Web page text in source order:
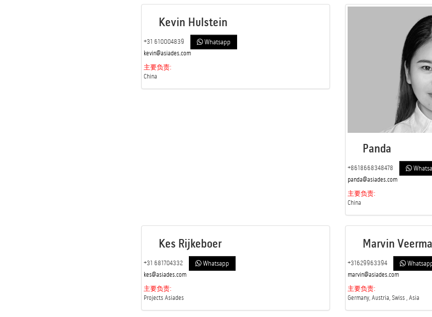
Kevin Hulstein
+31 610004839 Whatsapp
kevin@asiades.com
主要负责:
China
Panda
+8618668348478
panda@asiades.com
主要负责:
China
Kes Rijkeboer
+31 681704332 Whatsapp
kes@asiades.com
主要负责:
Projects Asiades
Marvin
+31629963394
marvin@asiades.com
主要负责:
Germany, Austria, Swiss , Asia